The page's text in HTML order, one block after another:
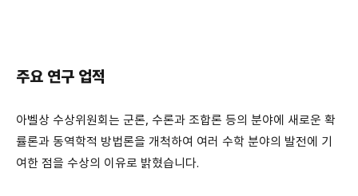
주요 연구 업적
아벨상 수상위원회는 군론, 수론과 조합론 등의 분야에 새로운 확
률론과 동역학적 방법론을 개척하여 여러 수학 분야의 발전에 기
여한 점을 수상의 이유로 밝혔습니다.